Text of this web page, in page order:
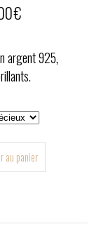
€
argent 925,
au panier